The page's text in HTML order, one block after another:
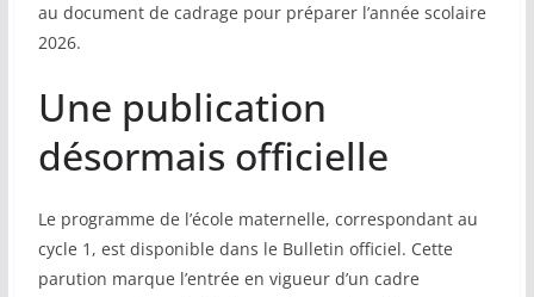
Humour
Contact
au document de cadrage pour préparer l’année scolaire
2026.
Une publication
désormais officielle
Le programme de l’école maternelle, correspondant au
cycle 1, est disponible dans le Bulletin officiel. Cette
parution marque l’entrée en vigueur d’un cadre